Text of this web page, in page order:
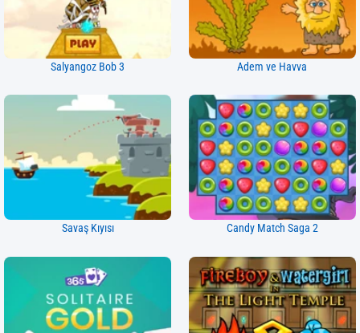
Salyangoz Bob 3 Adem ve Havva
Savaş Kıyısı Candy Match Saga 2